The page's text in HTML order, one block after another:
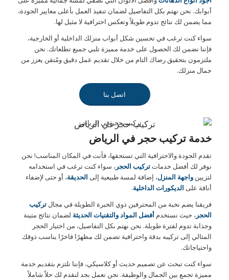
أبوابك. نحن نهتم بكل التفاصيل لضمان تنفيذ العمل بأعلى معايير الجودة،
مما يضمن لك نتائج تدوم طويلاً وتعكس احترافية لا مثيل لها.
سواء كنت ترغب في تحسين شكل أبواب منزلك الداخلية أو الخارجية،
فإننا نضمن لك الحصول على خدمة مميزة تلبي جميع تطلعاتك. نحن
ملتزمون بتحقيق رضاك التام من خلال تقديم عمل دقيق ومُتقن يعزز من
جمال منزلك.
اتصل بنا
تركيب حجر في الرياض
خدمة تركيب حجر في الرياض
تقدم الجودة والاحترافية التي تستحقها، فأنت في المكان المناسب! نحن
نوفر لك أفضل خدماتتركيب الحجر ، سواء كنت ترغب في استخدامه
لتزيين واجهة المنزل، إضافة لمسة طبيعية إلى الحديقة، أو حتى لإضفاء
أناقة على الديكورات الداخلية.
فريقنا يضم نخبة من المحترفين ذوي الخبرة الطويلة في مجال تركيب
الحجر ، حيث نستخدم أفضل المواد والتقنيات الحديثة لضمان نتائج متينة
وجذابة تدوم لفترة طويلة. نحن نهتم بكل التفاصيل، من اختيار الحجر
المثالي إلى تركيبه بدقة واحترافية تضمن لك مظهرًا فاخرًا يناسب ذوقك
واحتياجاتك.
سواء كنت تبحث عن تصميم حديث أو كلاسيكي، فإننا نلتزم بتقديم خدمة
مميزة تجمع بين الجمال والوظيفة. نحن نعمل بجد لنقدم لك حلاً شاملاً